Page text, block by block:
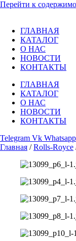
Перейти к
ГЛАВНАЯ
КАТАЛОГ
О НАС
НОВОСТИ
КОНТАКТЫ
ГЛАВНАЯ
КАТАЛОГ
О НАС
НОВОСТИ
КОНТАКТЫ
Telegram Vk Whatsapp
Главная /Rolls-Royce